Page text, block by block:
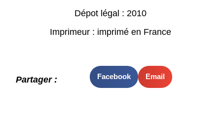
Dépot légal : 2010
Imprimeur : imprimé en France
Partager : Facebook Email